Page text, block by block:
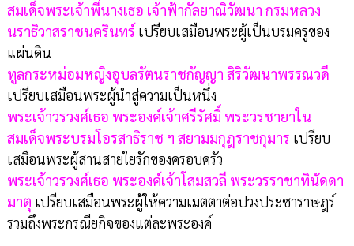
สมเด็จพระเจ้าพี่นางเธอ เจ้าฟ้ากัลยาณิวัฒนา กรมหลวง
นราธิวาสราชนครินทร์ เปรียบเสมือนพระผู้เป็นบรมครูของ
แผ่นดิน
ทูลกระหม่อมหญิงอุบลรัตนราชกัญญา สิริวัฒนาพรรณวดี
เปรียบเสมือนพระผู้นำสู่ความเป็นหนึ่ง
พระเจ้าวรวงศ์เธอ พระองค์เจ้าศรีรัศมิ์ พระวรชายาใน
สมเด็จพระบรมโอรสาธิราช ฯ สยามมกุฎราชกุมาร เปรียบ
เสมือนพระผู้สานสายใยรักของครอบครัว
พระเจ้าวรวงศ์เธอ พระองค์เจ้าโสมสวลี พระวรราชาทินัดดา
มาตุ เปรียบเสมือนพระผู้ให้ความเมตตาต่อปวงประชาราษฎร์
รวมถึงพระกรณียกิจของแต่ละพระองค์